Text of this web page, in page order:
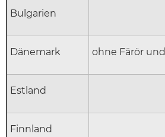
Bulgarien
Dänemark ohne Färör
Estland
Finnland